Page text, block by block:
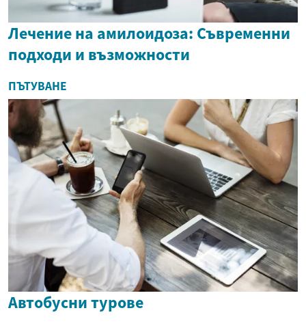
Лечение на амилоидоза: Съвременни
подходи и възможности
ПЪТУВАНЕ
Автобусни турове